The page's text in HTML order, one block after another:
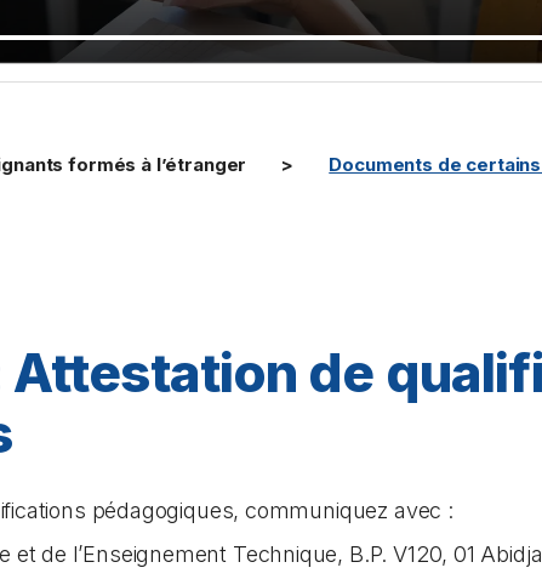
formés à l’étranger
Documents de
Attestation de
pédagogiques, communiquez avec :
et de l’Enseignement Technique, B.P. V120, 01